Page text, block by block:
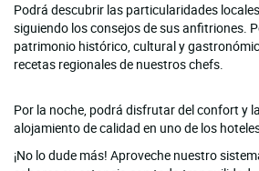
Podrá descubrir las particularidades
siguiendo los consejos de sus anfitriones.
patrimonio histórico, cultural y
recetas regionales de nuestros chefs.
Por la noche, podrá disfrutar del confort y
alojamiento de calidad en uno de los
¡No lo dude más! Aproveche nuestro